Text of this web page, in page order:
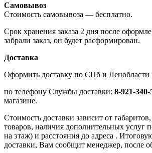
Самовывоз
Стоимость самовывоза — бесплатно.
Срок хранения заказа 2 дня после
забрали заказ, он будет расформирован.
Доставка
Оформить доставку по СПб и
по телефону Службы доставки: 8-921-340-
магазине.
Стоимость доставки зависит от габаритов,
товаров, наличия дополнительных услуг
на этаж) и расстояния до адреса .
доставки, Вам сообщит менеджер, после